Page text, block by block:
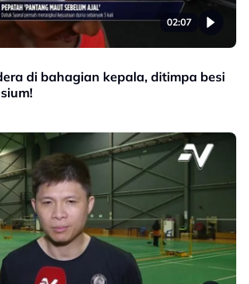
02:07
di bahagian kepala, ditimpa besi